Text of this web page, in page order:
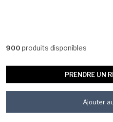
900 produits disponibles
PRENDRE UN
Ajouter